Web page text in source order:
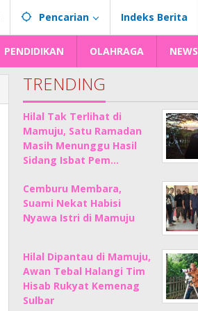
Pencarian Indeks Berita
PENDIDIKAN OLAHRAGA NEWS
TRENDING
Hilal Tak Terlihat di
Mamuju, Satu Ramadan
Masih Menunggu Hasil
Sidang Isbat Pem…
Cemburu Membara,
Suami Nekat Habisi
Nyawa Istri di Mamuju
Hilal Dipantau di Mamuju,
Awan Tebal Halangi Tim
Hisab Rukyat Kemenag
Sulbar